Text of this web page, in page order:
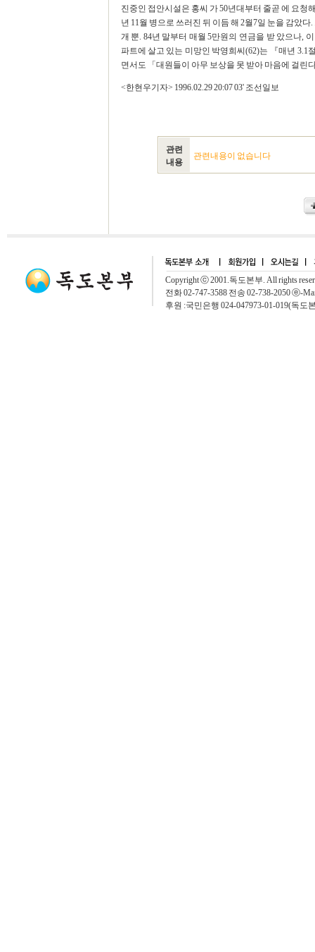
진중인 접안시설은 홍씨 가 50년대부터 줄곧 에 요청
년 11월 병으로 쓰러진 뒤 이듬 해 2월7일 눈을 감았
개 뿐. 84년 말부터 매월 5만원의 연금을 받 았으나,
파트에 살고 있는 미망인 박영희씨(62)는 『매년
면서도 「대원들이 아무 보상을 못 받아 마음에 걸린
<한현우기자> 1996.02.29 20:07 03' 조선일보
관련
내용
관련내용이 없습니다
Copyright ⓒ 2001.독도본부. All rights
전화 02-747-3588 전송 02-738-2050 ⓔ-
후원 :국민은행 024-047973-01-019(독도